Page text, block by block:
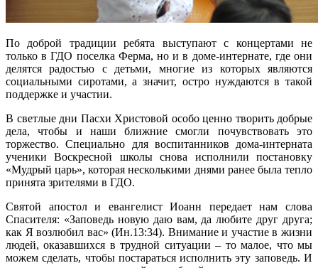
По доброй традиции ребята выступают с концертами не
только в ГДО поселка Ферма, но и в доме-интернате, где они
делятся радостью с детьми, многие из которых являются
социальными сиротами, а значит, остро нуждаются в такой
поддержке и участии.
В светлые дни Пасхи Христовой особо ценно творить добрые
дела, чтобы и наши ближние смогли почувствовать это
торжество. Специально для воспитанников дома-интерната
ученики Воскресной школы снова исполнили постановку
«Мудрый царь», которая несколькими днями ранее была тепло
принята зрителями в ГДО.
Святой апостол и евангелист Иоанн передает нам слова
Спасителя: «Заповедь новую даю вам, да любите друг друга;
как Я возлюбил вас» (Ин.13:34). Внимание и участие в жизни
людей, оказавшихся в трудной ситуации – то малое, что мы
можем сделать, чтобы постараться исполнить эту заповедь. И